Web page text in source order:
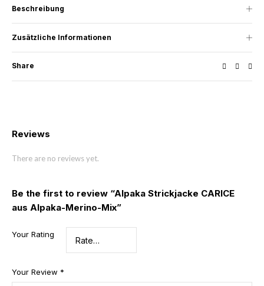
Beschreibung
Zusätzliche Informationen
Share
Reviews
There are no reviews yet.
Be the first to review “Alpaka Strickjacke CARICE
aus Alpaka-Merino-Mix”
Your Rating
Your Review *